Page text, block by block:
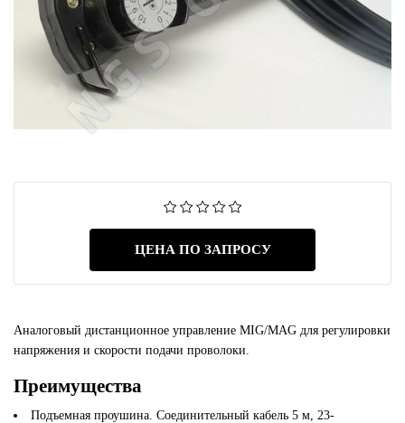
ЦЕНА ПО ЗАПРОСУ
Аналоговый дистанционное управление МIG/MAG для регулировки
напряжения и скорости подачи проволоки.
Преимущества
Подъемная проушина. Соединительный кабель 5 м, 23-